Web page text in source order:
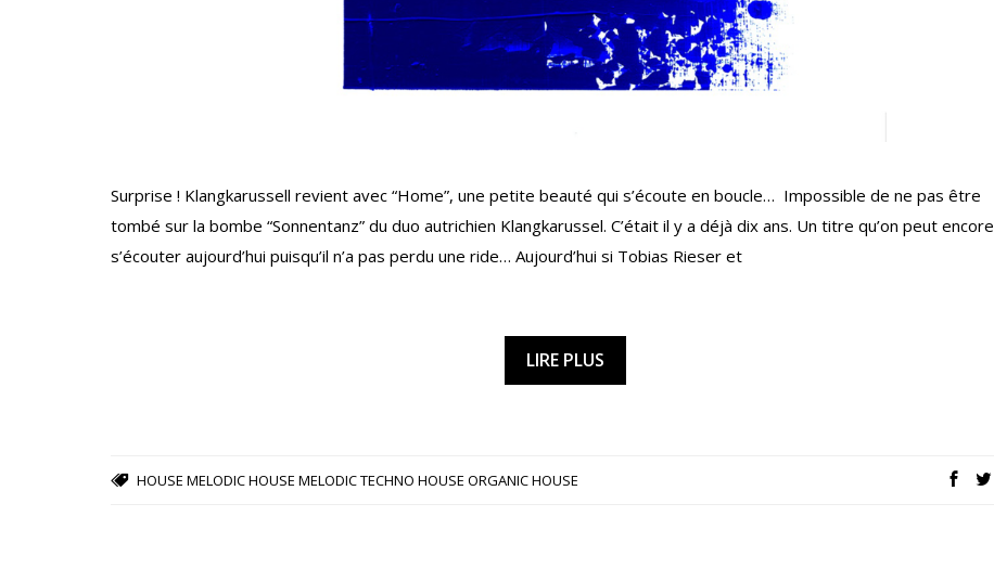
Surprise ! Klangkarussell revient avec “Home”, une petite beauté qui s’écoute en boucle… Impossible de ne pas être
tombé sur la bombe “Sonnentanz” du duo autrichien Klangkarussel. C’était il y a déjà dix ans. Un titre qu’on peut encore
s’écouter aujourd’hui puisqu’il n’a pas perdu une ride… Aujourd’hui si Tobias Rieser et
LIRE PLUS
HOUSE MELODIC HOUSE MELODIC TECHNO HOUSE ORGANIC HOUSE